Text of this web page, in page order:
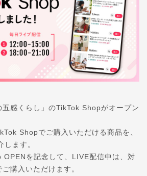
五感くらし」のTikTok Shopがオープン
Shopでご購入いただける商品を、
ます。
OPENを記念して、LIVE配信中は、対
購入いただけます。